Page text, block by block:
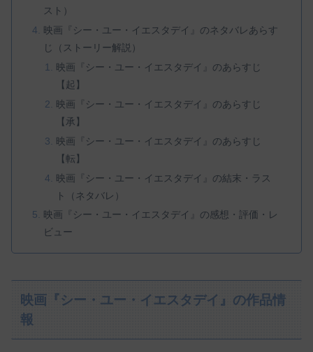
スト）
映画『シー・ユー・イエスタデイ』のネタバレあらす
じ（ストーリー解説）
映画『シー・ユー・イエスタデイ』のあらすじ
【起】
映画『シー・ユー・イエスタデイ』のあらすじ
【承】
映画『シー・ユー・イエスタデイ』のあらすじ
【転】
映画『シー・ユー・イエスタデイ』の結末・ラス
ト（ネタバレ）
映画『シー・ユー・イエスタデイ』の感想・評価・レ
ビュー
映画『シー・ユー・イエスタデイ』の作品情
報